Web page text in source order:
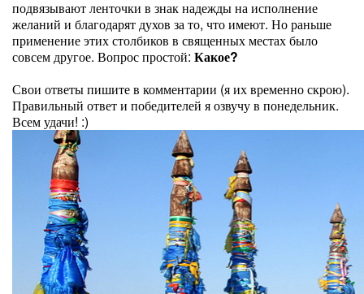
подвязывают ленточки в знак надежды на исполнение
желаний и благодарят духов за то, что имеют. Но раньше
применение этих столбиков в священных местах было
совсем другое. Вопрос простой: Какое?
Свои ответы пишите в комментарии (я их временно скрою).
Правильный ответ и победителей я озвучу в понедельник.
Всем удачи! :)